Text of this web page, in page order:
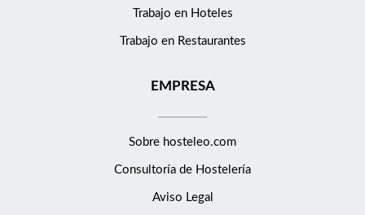
Trabajo en Hoteles
Trabajo en Restaurantes
EMPRESA
Sobre hosteleo.com
Consultoría de Hostelería
Aviso Legal